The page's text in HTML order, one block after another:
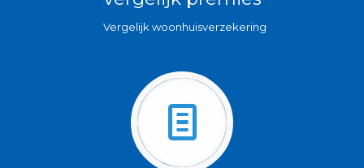
Vergelijk woonhuisverzekering